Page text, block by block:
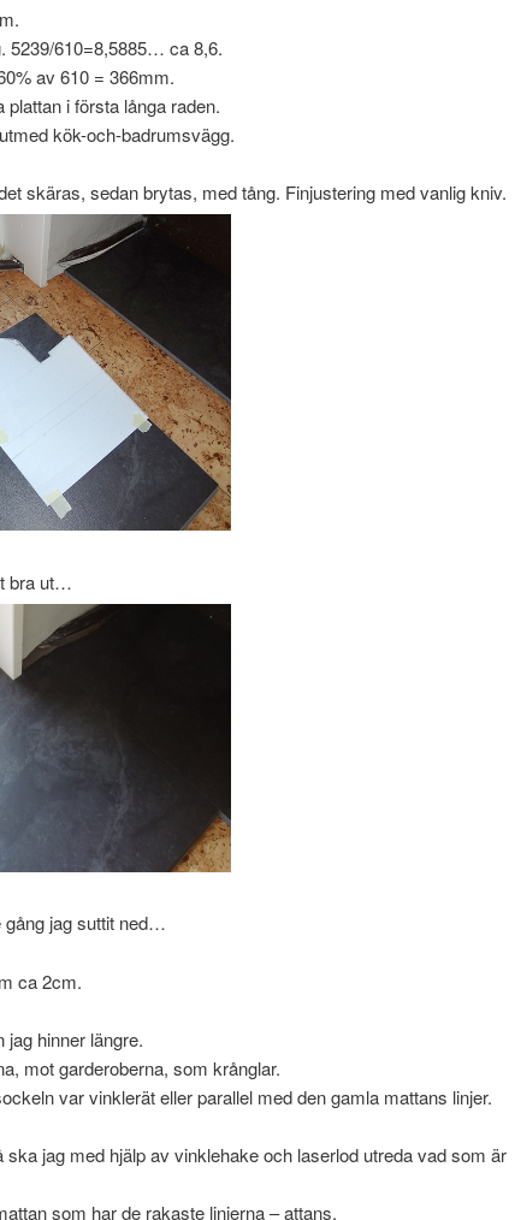
5239/610=8,5885… ca 8,6.
av 610 = 366mm.
plattan i första långa raden.
kök-och-badrumsvägg.
skäras, sedan brytas, med tång. Finjustering med vanlig kniv.
bra ut…
gång jag suttit ned…
ca 2cm.
jag hinner längre.
mot garderoberna, som krånglar.
var vinklerät eller parallel med den gamla mattans linjer.
ska jag med hjälp av vinklehake och laserlod utreda vad som är
som har de rakaste linjerna – attans.